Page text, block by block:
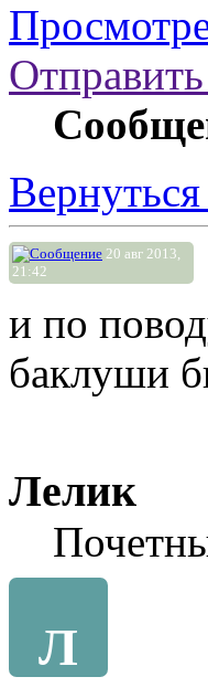
20 авг 2013,
21:42
и по
баклуши
Лелик
Л